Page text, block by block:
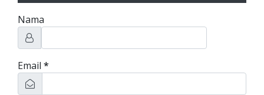
Nama
Email *